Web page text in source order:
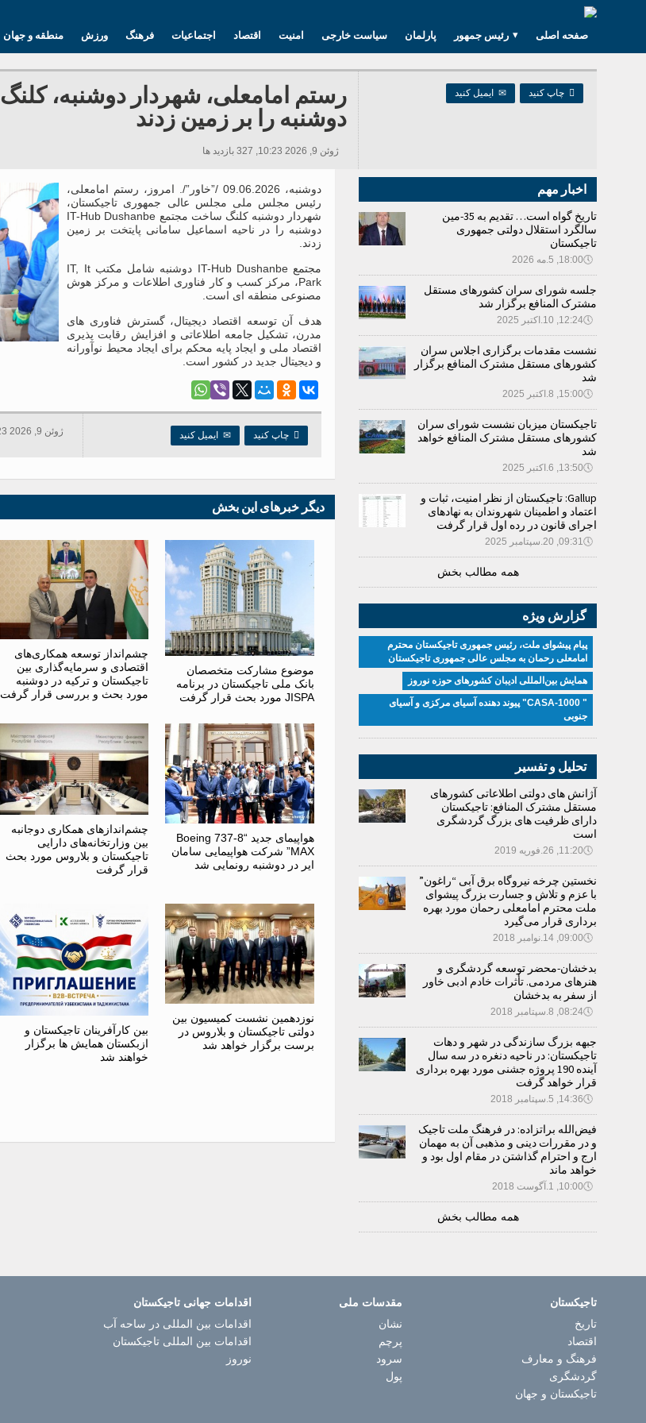
منطقه و جهان ورزش فرهنگ اجتماعیات اقتصاد امنیت سیاست خارجی پارلمان رئیس جمهور صفحه اصلی
 چاپ کنید ✉ ایمیل کنید
دوشنبه را بر زمین زدند
ژوئن 9, 2026 10:23, 327 بازدید ها
دوشنبه، 09.06.2026 /”خاور”/. امروز، رستم امامعلی،
رئیس مجلس ملی مجلس عالی جمهوری تاجیکستان،
شهردار دوشنبه کلنگ ساخت مجتمع IT-Hub Dushanbe
دوشنبه را در ناحیه اسماعیل سامانی پایتخت بر زمین
زدند.
مجتمع IT-Hub Dushanbe دوشنبه شامل مکتب IT, It
Park، مرکز کسب و کار فناوری اطلاعات و مرکز هوش
مصنوعی منطقه ای است.
هدف آن توسعه اقتصاد دیجیتال، گسترش فناوری های
مدرن، تشکیل جامعه اطلاعاتی و افزایش رقابت پذیری
اقتصاد ملی و ایجاد پایه محکم برای ایجاد محیط نوآورانه
و دیجیتال جدید در کشور است.
 چاپ کنید ✉ ایمیل کنید ژوئن 9, 2026 10:23, 327 بازدید ها
دیگر خبرهای این بخش
موضوع مشارکت متخصصان
بانک ملی تاجیکستان در برنامه
JISPA مورد بحث قرار گرفت
چشم‌انداز توسعه همکاری‌های
اقتصادی و سرمایه‌گذاری بین
تاجیکستان و ترکیه در دوشنبه
مورد بحث و بررسی قرار گرفت
هواپیمای جدید “Boeing 737-8
MAX” شرکت هواپیمایی سامان
ایر در دوشنبه رونمایی شد
چشم‌اندازهای همکاری دوجانبه
بین وزارتخانه‌های دارایی
تاجیکستان و بلاروس مورد بحث
قرار گرفت
نوزدهمین نشست کمیسیون بین
دولتی تاجیکستان و بلاروس در
برست برگزار خواهد شد
بین کارآفرینان تاجیکستان و
ازبکستان همایش ها برگزار
خواهند شد
اخبار مهم
تاریخ گواه است… تقدیم به 35-مین
سالگرد استقلال دولتی جمهوری
تاجیکستان
🕔18:00, 5.مه 2026
جلسه شورای سران کشورهای مستقل
مشترک المنافع برگزار شد
🕔12:24, 10.اکتبر 2025
نشست مقدمات برگزاری اجلاس سران
کشورهای مستقل مشترک المنافع برگزار
شد
🕔15:00, 8.اکتبر 2025
تاجیکستان میزبان نشست شورای سران
کشورهای مستقل مشترک المنافع خواهد
شد
🕔13:50, 6.اکتبر 2025
Gallup: تاجیکستان از نظر امنیت، ثبات و
اعتماد و اطمینان شهروندان به نهادهای
اجرای قانون در رده اول قرار گرفت
🕔09:31, 20.سپتامبر 2025
همه مطالب بخش
گزارش ویژه
پیام پیشوای ملت، رئیس جمهوری تاجیکستان محترم
امامعلی رحمان به مجلس عالی جمهوری تاجیکستان
همایش بین‌المللی ادیبان کشور‌های حوزه نوروز
" CASA-1000" پیوند دهنده آسیای مرکزی و آسیای
جنوبی
تحلیل و تفسیر
آژانش های دولتی اطلاعاتی کشورهای
مستقل مشترک المنافع: تاجیکستان
دارای ظرفیت های بزرگ گردشگری
است
🕔11:20, 26.فوریه 2019
نخستین چرخه نیروگاه برق آبی “راغون”
با عزم و تلاش و جسارت بزرگ پیشوای
ملت محترم امامعلی رحمان مورد بهره
برداری قرار می‌گیرد
🕔09:00, 14.نوامبر 2018
بدخشان-محضر توسعه گردشگری و
هنرهای مردمی. تأثرات خادم ادبی خاور
از سفر به بدخشان
🕔08:24, 8.سپتامبر 2018
جبهه بزرگ سازندگی در شهر و دهات
تاجیکستان: در ناحیه دنغره در سه سال
آینده 190 پروژه جشنی مورد بهره برداری
قرار خواهد گرفت
🕔14:36, 5.سپتامبر 2018
فیض‌الله براتزاده: در فرهنگ ملت تاجیک
و در مقررات دینی و مذهبی آن به مهمان
ارج و احترام گذاشتن در مقام اول بود و
خواهد ماند
🕔10:00, 1.آگوست 2018
همه مطالب بخش
تاجیکستان
تاریخ
اقتصاد
فرهنگ و معارف
گردشگری
تاجیکستان و جهان
مقدسات ملی
نشان
پرچم
سرود
پول
اقدامات جهانی تاجیکستان
اقدامات بین المللی در ساحه آب
اقدامات بین المللی تاجیکستان
نوروز